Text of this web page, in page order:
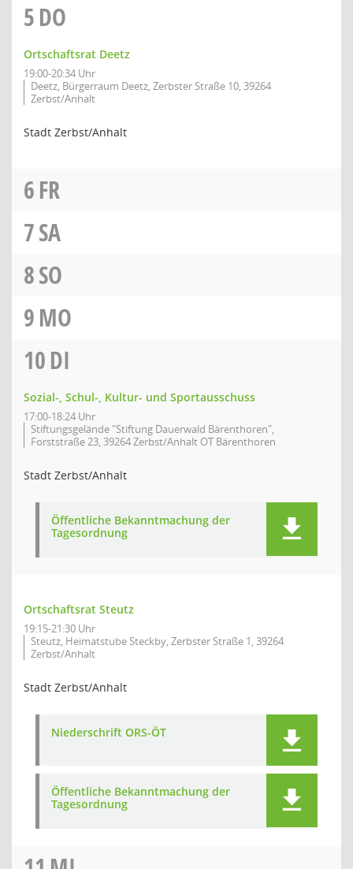
5DO
Ortschaftsrat Deetz
19:00-20:34 Uhr
Deetz, Bürgerraum Deetz, Zerbster Straße 10, 39264
Zerbst/Anhalt
Stadt Zerbst/Anhalt
6FR
7SA
8SO
9MO
10DI
Sozial-, Schul-, Kultur- und Sportausschuss
17:00-18:24 Uhr
Stiftungsgelände "Stiftung Dauerwald Bärenthoren",
Forststraße 23, 39264 Zerbst/Anhalt OT Bärenthoren
Stadt Zerbst/Anhalt
Öffentliche Bekanntmachung der
Tagesordnung
Ortschaftsrat Steutz
19:15-21:30 Uhr
Steutz, Heimatstube Steckby, Zerbster Straße 1, 39264
Zerbst/Anhalt
Stadt Zerbst/Anhalt
Niederschrift ORS-ÖT
Öffentliche Bekanntmachung der
Tagesordnung